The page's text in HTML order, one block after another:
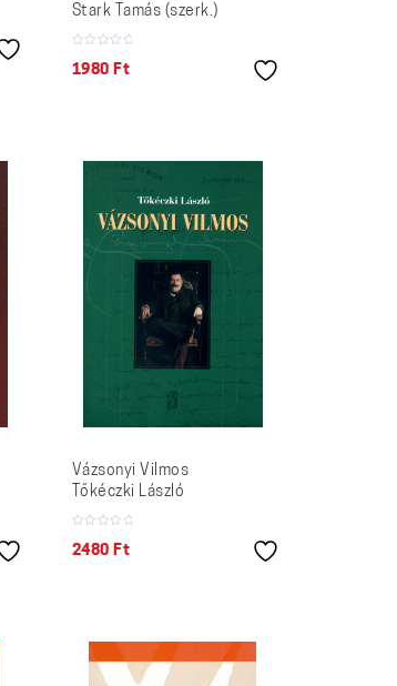
Stark Tamás (szerk.)
1980 Ft
Vázsonyi Vilmos
Tőkéczki László
2480 Ft